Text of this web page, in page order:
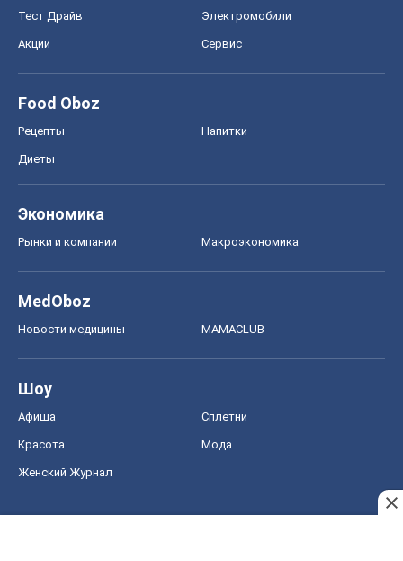
Тест Драйв Электромобили
Акции Сервис
Food Oboz
Рецепты Напитки
Диеты
Экономика
Рынки и компании Mакроэкономика
MedOboz
Новости медицины MAMACLUB
Шоу
Афиша Сплетни
Красота Мода
Женский Журнал